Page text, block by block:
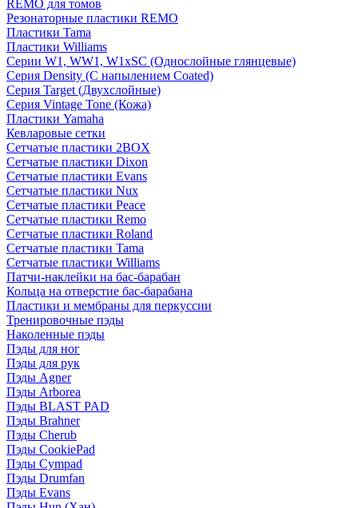
REMO для томов
Резонаторные пластики REMO
Пластики Tama
Пластики Williams
Серии W1, WW1, W1xSC (Однослойные глянцевые)
Серия Density (C напылением Coated)
Серия Target (Двухслойные)
Серия Vintage Tone (Кожа)
Пластики Yamaha
Кевларовые сетки
Сетчатые пластики 2BOX
Сетчатые пластики Dixon
Сетчатые пластики Evans
Сетчатые пластики Nux
Сетчатые пластики Peace
Сетчатые пластики Remo
Сетчатые пластики Roland
Сетчатые пластики Tama
Сетчатые пластики Williams
Патчи-наклейки на бас-барабан
Кольца на отверстие бас-барабана
Пластики и мембраны для перкуссии
Тренировочные пэды
Наколенные пэды
Пэды для ног
Пэды для рук
Пэды Agner
Пэды Arborea
Пэды BLAST PAD
Пэды Brahner
Пэды Cherub
Пэды CookiePad
Пэды Cympad
Пэды Drumfan
Пэды Evans